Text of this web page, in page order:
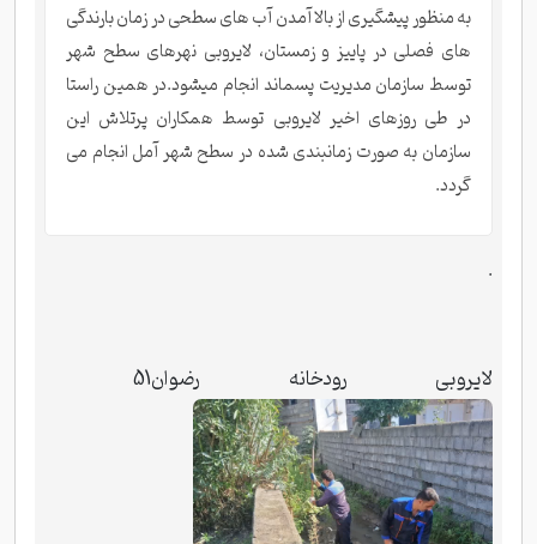
به منظور پیشگیری از بالا آمدن آب های سطحی در زمان بارندگی
های فصلی در پاییز و زمستان، لایروبی نهرهای سطح شهر
توسط سازمان مدیریت پسماند انجام میشود.در همین راستا
در طی روزهای اخیر لایروبی توسط همکاران پرتلاش این
سازمان به صورت زمانبندی شده در سطح شهر آمل انجام می
گردد.
.
لایروبی رودخانه رضوان51